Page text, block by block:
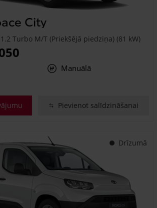
City
Turbo M/T (Priekšējā piedziņa) (81 kW)
Manuālā
Pievienot salīdzināšanai
Drīzumā